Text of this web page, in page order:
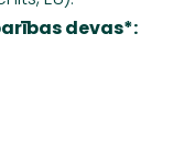
devas*: